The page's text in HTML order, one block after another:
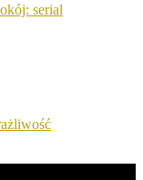
serial